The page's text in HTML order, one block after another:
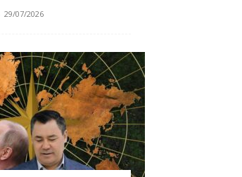
29/07/2026